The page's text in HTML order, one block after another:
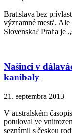
Bratislava bez
významné mestá.
Slovenska? Praha je
Našinci v
kanibaly
21. septembra 2013
V australském
potuloval ve
seznámil s českou